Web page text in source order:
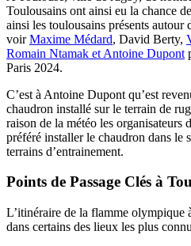
Toulousains ont ainsi eu la chance
ainsi les toulousains présents autour
voirMaxime Médard, David Berty,
Romain Ntamak et Antoine Dupont
Paris 2024.
C’est à Antoine Dupont qu’est
chaudron installé sur le terrain de
raison de la météo les organisateurs
préféré installer le chaudron dans le
terrains d’entrainement.
Points de Passage Clés à
L’itinéraire de la flamme olympique
dans certains des lieux les plus